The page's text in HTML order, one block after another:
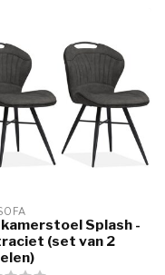
Splash -
(set van 2